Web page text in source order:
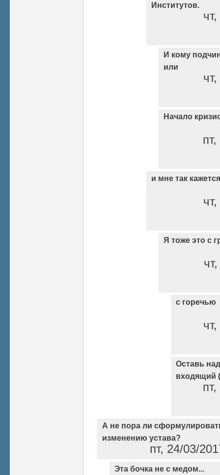
Институтов.
И кому
или
Начало
и мне так
Я тоже это с
с горечью
Оставь
входящий
А не пора ли
изменению устава?
пт, 24/03/
Эта бочка не с медом...